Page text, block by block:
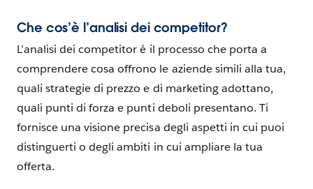
Che cos’è l’analisi dei competitor?
L’analisi dei competitor è il processo che porta a
comprendere cosa offrono le aziende simili alla tua,
quali strategie di prezzo e di marketing adottano,
quali punti di forza e punti deboli presentano. Ti
fornisce una visione precisa degli aspetti in cui puoi
distinguerti o degli ambiti in cui ampliare la tua
offerta.